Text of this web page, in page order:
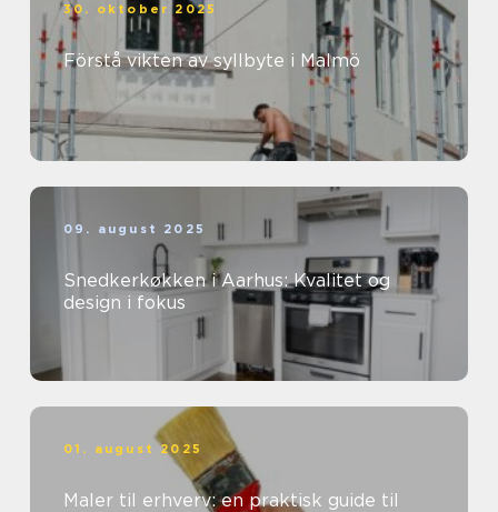
30. oktober 2025
Förstå vikten av syllbyte i Malmö
09. august 2025
Snedkerkøkken i Aarhus: Kvalitet og
design i fokus
01. august 2025
Maler til erhverv: en praktisk guide til